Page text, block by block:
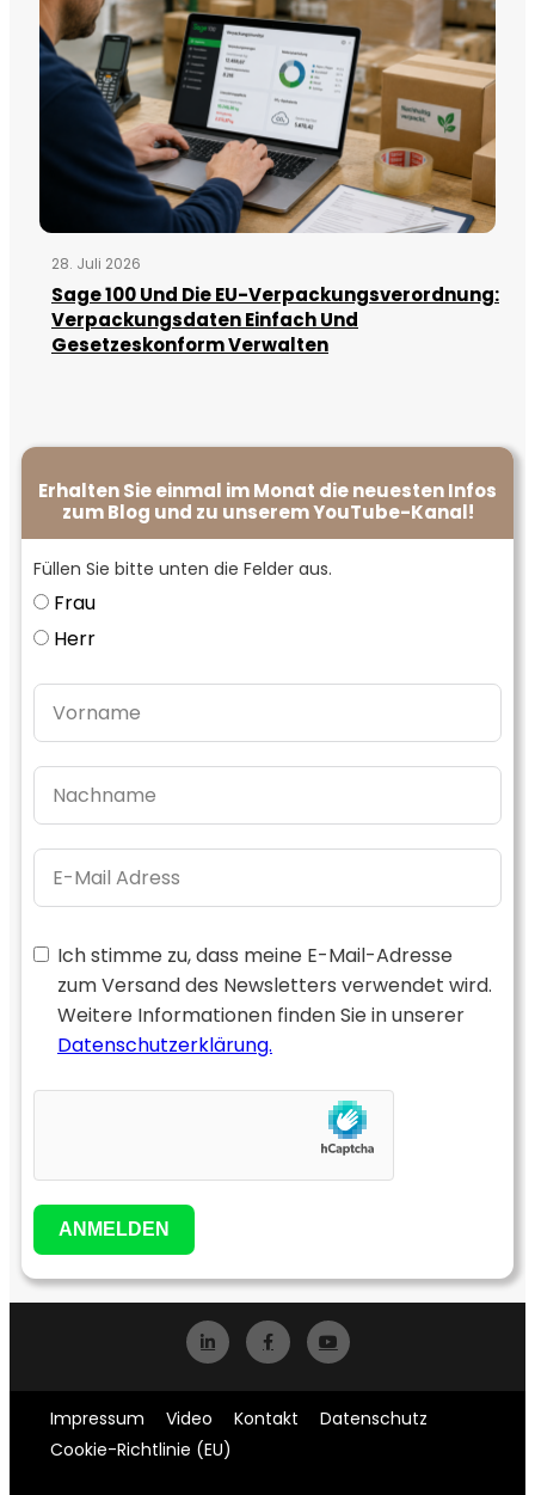
28. Juli 2026
Sage 100 Und Die EU-Verpackungsverordnung:
Verpackungsdaten Einfach Und
Gesetzeskonform Verwalten
Erhalten Sie einmal im Monat die neuesten Infos
zum Blog und zu unserem YouTube-Kanal!
Füllen Sie bitte unten die Felder aus.
Frau
Herr
Ich stimme zu, dass meine E-Mail-Adresse
zum Versand des Newsletters verwendet wird.
Weitere Informationen finden Sie in unserer
Datenschutzerklärung.
ANMELDEN
Impressum Video Kontakt
Datenschutz
Cookie-Richtlinie (EU)